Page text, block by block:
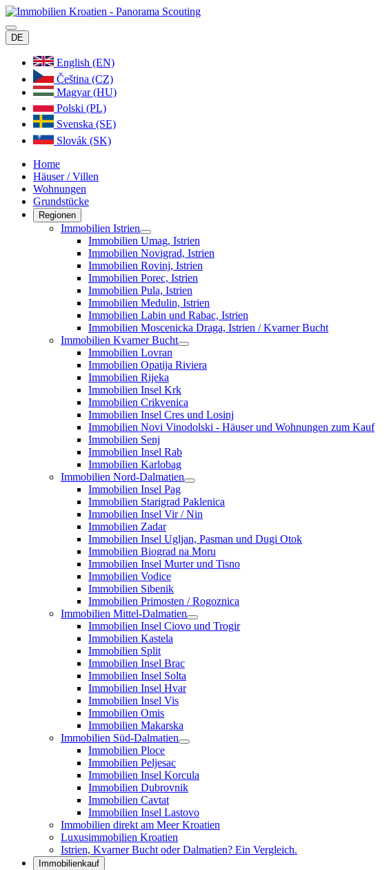
DE
English (EN)
Čeština (CZ)
Magyar (HU)
Polski (PL)
Svenska (SE)
Slovák (SK)
Home
Häuser / Villen
Wohnungen
Grundstücke
Regionen
Immobilien Istrien
Immobilien Umag, Istrien
Immobilien Novigrad, Istrien
Immobilien Rovinj, Istrien
Immobilien Porec, Istrien
Immobilien Pula, Istrien
Immobilien Medulin, Istrien
Immobilien Labin und Rabac, Istrien
Immobilien Moscenicka Draga, Istrien / Kvarner Bucht
Immobilien Kvarner Bucht
Immobilien Lovran
Immobilien Opatija Riviera
Immobilien Rijeka
Immobilien Insel Krk
Immobilien Crikvenica
Immobilien Insel Cres und Losinj
Immobilien Novi Vinodolski - Häuser und Wohnungen zum Kauf
Immobilien Senj
Immobilien Insel Rab
Immobilien Karlobag
Immobilien Nord-Dalmatien
Immobilien Insel Pag
Immobilien Starigrad Paklenica
Immobilien Insel Vir / Nin
Immobilien Zadar
Immobilien Insel Ugljan, Pasman und Dugi Otok
Immobilien Biograd na Moru
Immobilien Insel Murter und Tisno
Immobilien Vodice
Immobilien Sibenik
Immobilien Primosten / Rogoznica
Immobilien Mittel-Dalmatien
Immobilien Insel Ciovo und Trogir
Immobilien Kastela
Immobilien Split
Immobilien Insel Brac
Immobilien Insel Solta
Immobilien Insel Hvar
Immobilien Insel Vis
Immobilien Omis
Immobilien Makarska
Immobilien Süd-Dalmatien
Immobilien Ploce
Immobilien Peljesac
Immobilien Insel Korcula
Immobilien Dubrovnik
Immobilien Cavtat
Immobilien Insel Lastovo
Immobilien direkt am Meer Kroatien
Luxusimmobilien Kroatien
Istrien, Kvarner Bucht oder Dalmatien? Ein Vergleich.
Immobilienkauf